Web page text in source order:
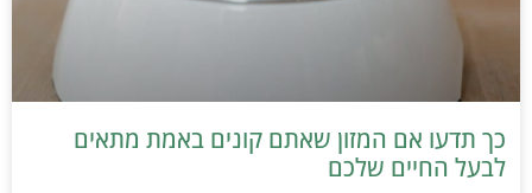
כך תדעו אם המזון שאתם קונים באמת מתאים
לבעל החיים שלכם